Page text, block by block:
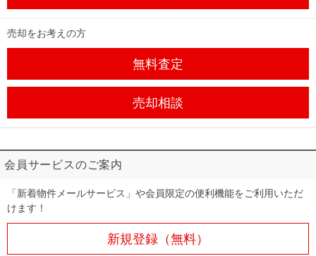
売却をお考えの方
無料査定
売却相談
会員サービスのご案内
「新着物件メールサービス」や会員限定の便利機能をご利用いただ
けます！
新規登録（無料）